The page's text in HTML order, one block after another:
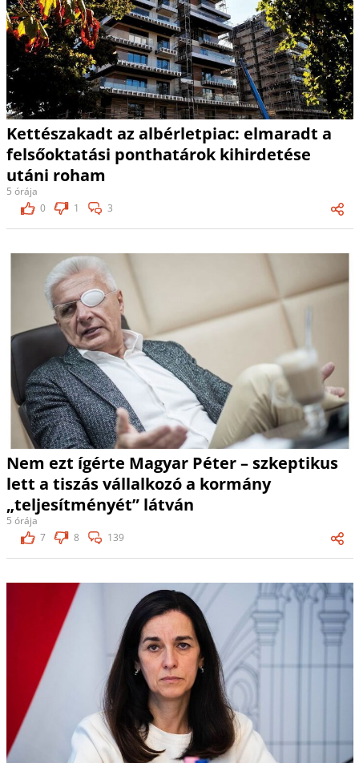
Kettészakadt az albérletpiac: elmaradt a
felsőoktatási ponthatárok kihirdetése
utáni roham
5 órája
0
1 3
Nem ezt ígérte Magyar Péter – szkeptikus
lett a tiszás vállalkozó a kormány
„teljesítményét” látván
5 órája
7
8 139